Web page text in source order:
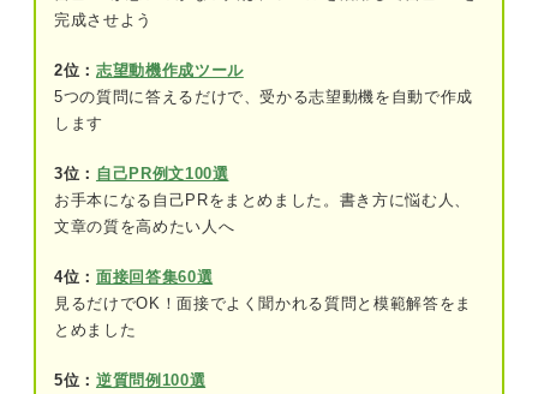
ガクチカで学業はNG？ ダメと言われる理由と対処
学業のエピソードは差別化が難しいため
学業はチームではなく個人作業が多いため
ガクチカで学業をアピールすることで企業に与える
印象
まじめで堅実である
完成させよう
2位： 志望動機作成ツール
5つの質問に答えるだけで、受かる志望動機を自動で作成
します
3位： 自己PR例文100選
お手本になる自己PRをまとめました。書き方に悩む人、
文章の質を高めたい人へ
4位： 面接回答集60選
見るだけでOK！面接でよく聞かれる質問と模範解答をま
とめました
5位： 逆質問例100選